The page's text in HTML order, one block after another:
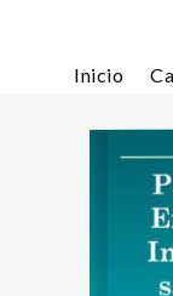
Inicio